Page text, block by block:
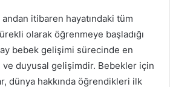
itibaren hayatındaki tüm
olarak öğrenmeye başladığı
bebek gelişimi sürecinde en
ve duyusal gelişimdir. Bebekler için
dünya hakkında öğrendikleri ilk